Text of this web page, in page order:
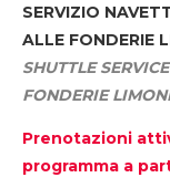
SERVIZIO
ALLE FONDERIE
SHUTTLE
FONDERIE
Prenotazioni
programma a